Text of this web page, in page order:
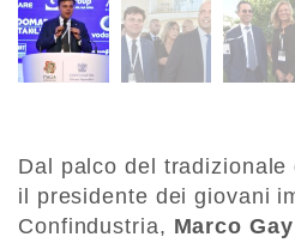
Dal palco del tradizionale
il presidente dei giovani
Confindustria, Marco Gay